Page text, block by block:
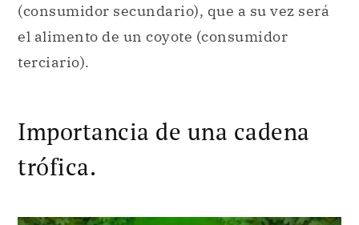
Importancia de una cadena
trófica.